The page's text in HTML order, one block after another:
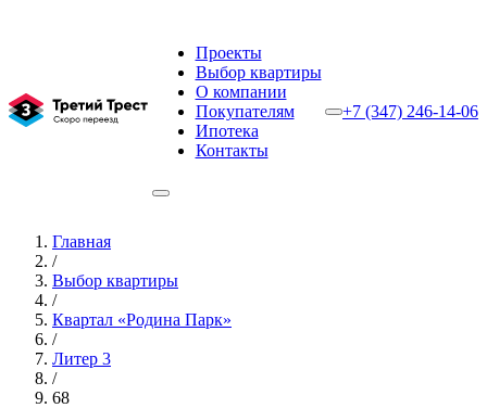
Проекты
Выбор квартиры
О компании
Покупателям
Ипотека
Контакты
+7 (347) 246-14-06
Главная
/
Выбор квартиры
/
Квартал «Родина Парк»
/
Литер 3
/
68